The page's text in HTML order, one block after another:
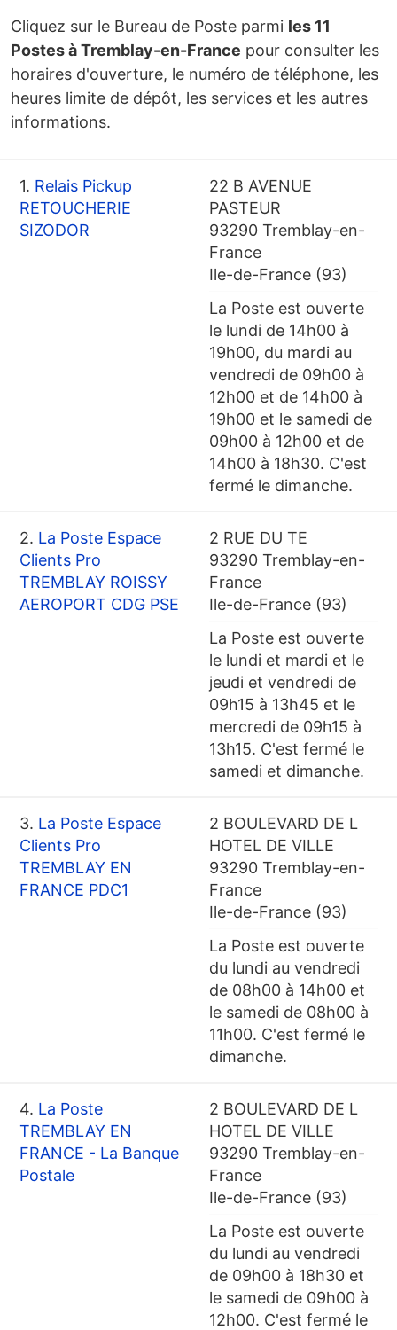
Cliquez sur le Bureau de Poste parmi les 11
Postes à Tremblay-en-France pour consulter les
horaires d'ouverture, le numéro de téléphone, les
heures limite de dépôt, les services et les autres
informations.
1. Relais Pickup
RETOUCHERIE
SIZODOR
22 B AVENUE
PASTEUR
93290 Tremblay-en-
France
Ile-de-France (93)
La Poste est ouverte
le lundi de 14h00 à
19h00, du mardi au
vendredi de 09h00 à
12h00 et de 14h00 à
19h00 et le samedi de
09h00 à 12h00 et de
14h00 à 18h30. C'est
fermé le dimanche.
2. La Poste Espace
Clients Pro
TREMBLAY ROISSY
AEROPORT CDG PSE
2 RUE DU TE
93290 Tremblay-en-
France
Ile-de-France (93)
La Poste est ouverte
le lundi et mardi et le
jeudi et vendredi de
09h15 à 13h45 et le
mercredi de 09h15 à
13h15. C'est fermé le
samedi et dimanche.
3. La Poste Espace
Clients Pro
TREMBLAY EN
FRANCE PDC1
2 BOULEVARD DE L
HOTEL DE VILLE
93290 Tremblay-en-
France
Ile-de-France (93)
La Poste est ouverte
du lundi au vendredi
de 08h00 à 14h00 et
le samedi de 08h00 à
11h00. C'est fermé le
dimanche.
4. La Poste
TREMBLAY EN
FRANCE - La Banque
Postale
2 BOULEVARD DE L
HOTEL DE VILLE
93290 Tremblay-en-
France
Ile-de-France (93)
La Poste est ouverte
du lundi au vendredi
de 09h00 à 18h30 et
le samedi de 09h00 à
12h00. C'est fermé le